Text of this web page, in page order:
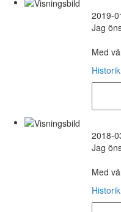
2019-
Jag
Med
Historik
2018-
Jag
Med
Historik